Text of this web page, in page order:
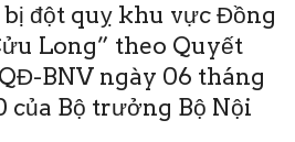
đột quỵ khu vực Đồng
Long” theo Quyết
BNV ngày 06 tháng
của Bộ trưởng Bộ Nội